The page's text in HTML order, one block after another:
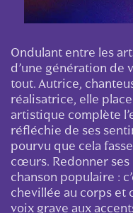
Ondulant entre les
d’une génération
tout. Autrice,
réalisatrice, elle
artistique complète
réfléchie de ses
pourvu que cela
cœurs. Redonner ses
chanson populaire :
chevillée au corps et
voix grave aux